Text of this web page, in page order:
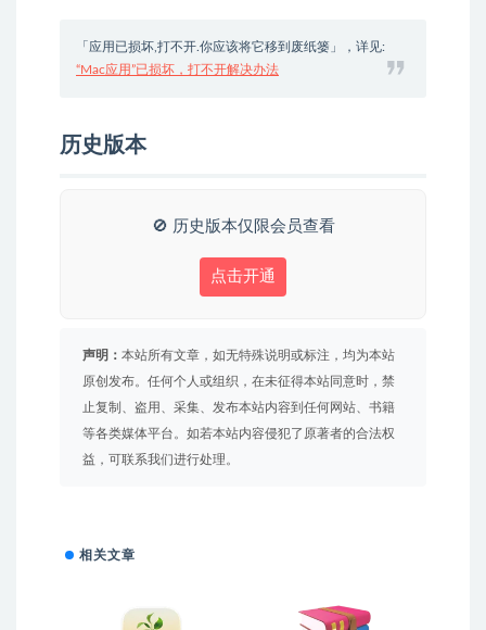
「应用已损坏,打不开.你应该将它移到废纸篓」，详见:
“Mac应用”已损坏，打不开解决办法
历史版本
🚫 历史版本仅限会员查看
点击开通
声明： 本站所有文章，如无特殊说明或标注，均为本站
原创发布。任何个人或组织，在未征得本站同意时，禁
止复制、盗用、采集、发布本站内容到任何网站、书籍
等各类媒体平台。如若本站内容侵犯了原著者的合法权
益，可联系我们进行处理。
相关文章